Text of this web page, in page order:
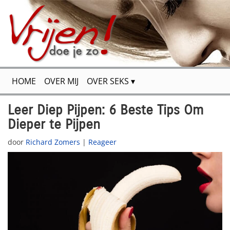
HOME OVER MIJ OVER SEKS
FLIRTEN & VERSIEREN VOOR JOU GETEST
SPANNENDE VERHALEN
Leer Diep Pijpen: 6 Beste Tips Om
Dieper te Pijpen
door Richard Zomers | Reageer